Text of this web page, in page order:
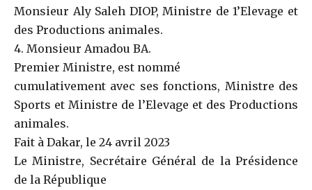
Monsieur Aly Saleh DIOP, Ministre de 1’Elevage et
des Productions animales.
4. Monsieur Amadou BA.
Premier Ministre, est nommé
cumulativement avec ses fonctions, Ministre des
Sports et Ministre de l’Elevage et des Productions
animales.
Fait à Dakar, le 24 avril 2023
Le Ministre, Secrétaire Général de la Présidence
de la République